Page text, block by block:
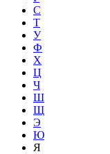
С
Т
У
Ф
Х
Ц
Ч
Ш
Щ
Э
Ю
Я